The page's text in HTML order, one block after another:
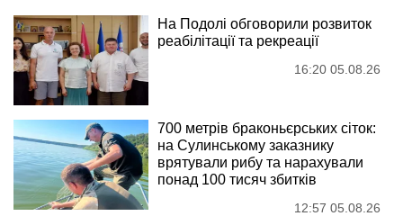
На Подолі обговорили розвиток
реабілітації та рекреації
16:20 05.08.26
700 метрів браконьєрських сіток:
на Сулинському заказнику
врятували рибу та нарахували
понад 100 тисяч збитків
12:57 05.08.26